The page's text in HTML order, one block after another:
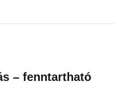
– fenntartható